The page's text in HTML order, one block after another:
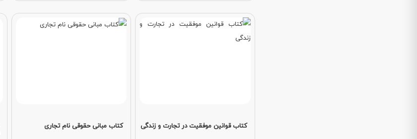
کتاب قوانین موفقیت در تجارت و زندگی کتاب مبانی حقوقی نام تجاری